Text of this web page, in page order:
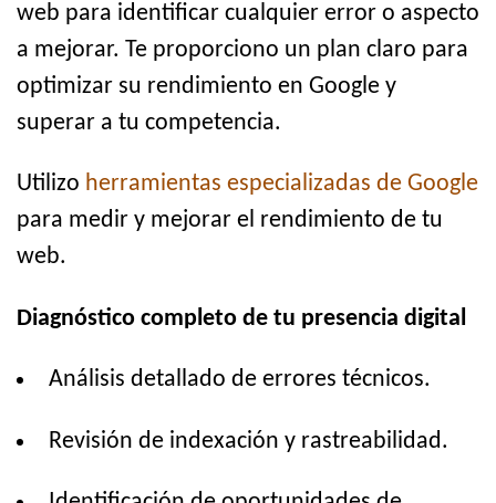
web para identificar cualquier error o aspecto
a mejorar. Te proporciono un plan claro para
optimizar su rendimiento en Google y
superar a tu competencia.
Utilizo herramientas especializadas de Google
para medir y mejorar el rendimiento de tu
web.
Diagnóstico completo de tu presencia digital
Análisis detallado de errores técnicos.
Revisión de indexación y rastreabilidad.